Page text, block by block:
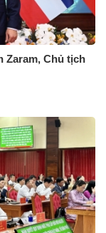
Zaram, Chủ tịch